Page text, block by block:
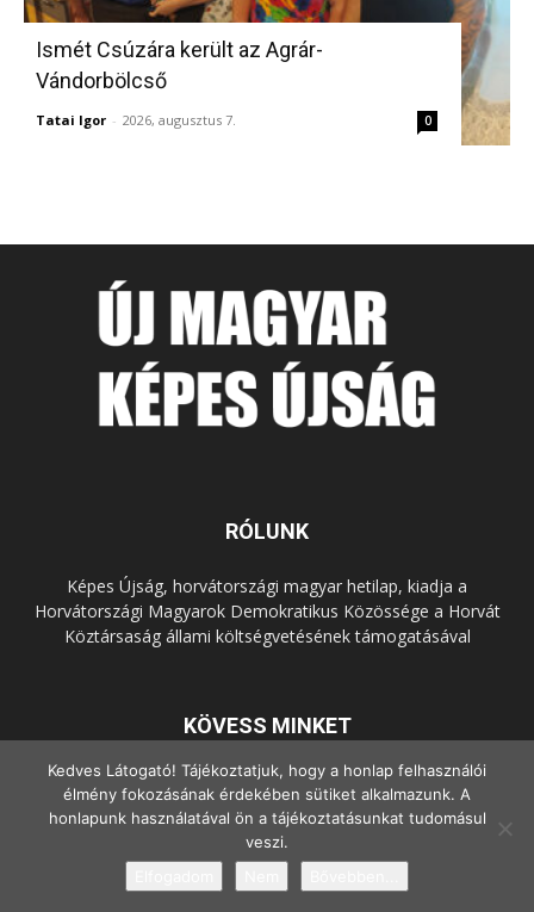
Ismét Csúzára került az Agrár-
Vándorbölcső
Tatai Igor - 2026, augusztus 7. 0
RÓLUNK
Képes Újság, horvátországi magyar hetilap, kiadja a
Horvátországi Magyarok Demokratikus Közössége a Horvát
Köztársaság állami költségvetésének támogatásával
KÖVESS MINKET
© Copyright - 2022 Minden jog fenntartva.
Kedves Látogató! Tájékoztatjuk, hogy a honlap felhasználói
élmény fokozásának érdekében sütiket alkalmazunk. A
honlapunk használatával ön a tájékoztatásunkat tudomásul
veszi.